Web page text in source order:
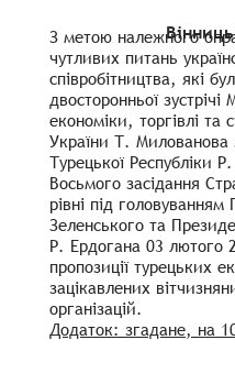
З метою належного
чутливих питань
співробітництва, які
двосторонньої зустрічі
економіки, торгівлі та
України Т. Милованова
Турецької Республіки
Восьмого засідання
рівні під
Зеленського та
Р. Ердогана 03 лютого
пропозиції турецьких
зацікавлених
організацій.
Додаток: згадане, на